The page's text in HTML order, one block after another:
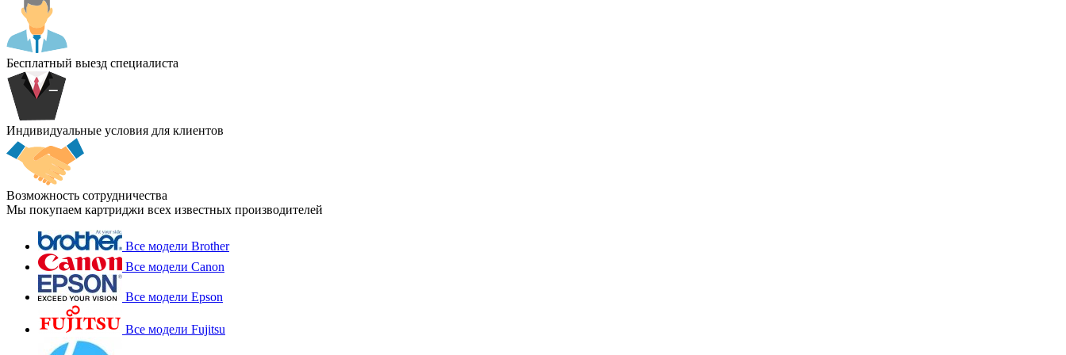
Бесплатный выезд специалиста
Индивидуальные условия для клиентов
Возможность сотрудничества
Мы покупаем картриджи всех известных производителей
Все модели Brother
Все модели Canon
Все модели Epson
Все модели Fujitsu